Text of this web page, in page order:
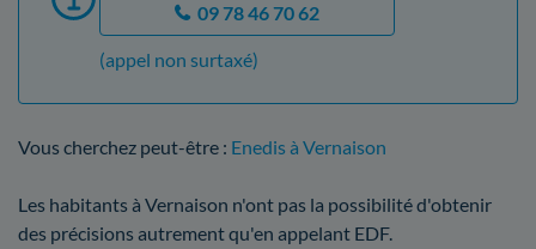
09 78 46 70 62
(appel non surtaxé)
Vous cherchez peut-être : Enedis à Vernaison
Les habitants à Vernaison n'ont pas la possibilité d'obtenir
des précisions autrement qu'en appelant EDF.